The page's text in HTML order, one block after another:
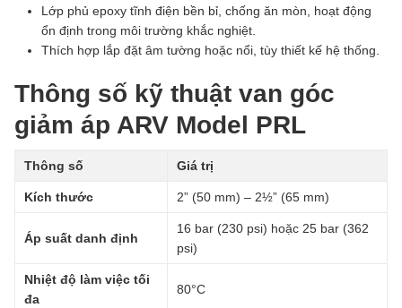
Lớp phủ epoxy tĩnh điện bền bỉ, chống ăn mòn, hoạt động
ổn định trong môi trường khắc nghiệt.
Thích hợp lắp đặt âm tường hoặc nổi, tùy thiết kế hệ thống.
Thông số kỹ thuật van góc
giảm áp ARV Model PRL
Thông số Giá trị
Kích thước 2” (50 mm) – 2½” (65 mm)
Áp suất danh định
16 bar (230 psi) hoặc 25 bar (362
psi)
Nhiệt độ làm việc tối
đa
80°C